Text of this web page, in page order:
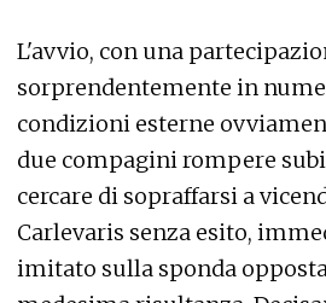
L'avvio, con una
sorprendentemente in
condizioni esterne
due compagini rompere
cercare di sopraffarsi a
Carlevaris senza esito,
imitato sulla sponda